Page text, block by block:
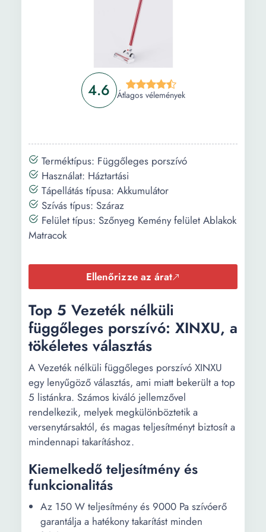
4.6 Átlagos vélemények
Terméktípus: Függőleges porszívó
Használat: Háztartási
Tápellátás típusa: Akkumulátor
Szívás típus: Száraz
Felület típus: Szőnyeg Kemény felület Ablakok
Matracok
Ellenőrizze az árat
Top 5 Vezeték nélküli
függőleges porszívó: XINXU, a
tökéletes választás
A Vezeték nélküli függőleges porszívó XINXU
egy lenyűgöző választás, ami miatt bekerült a top
5 listánkra. Számos kiváló jellemzővel
rendelkezik, melyek megkülönböztetik a
versenytársaktól, és magas teljesítményt biztosít a
mindennapi takarításhoz.
Kiemelkedő teljesítmény és
funkcionalitás
Az 150 W teljesítmény és 9000 Pa szívóerő
garantálja a hatékony takarítást minden
rendszer, V kefe, Smart APP, vezeték nélküli
mágneses töltés, automatikus fényérzékelő
Vásárlási útmutató
Gyakori kérdések